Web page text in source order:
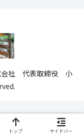
会社 代表取締役 小
トップ サイドバー